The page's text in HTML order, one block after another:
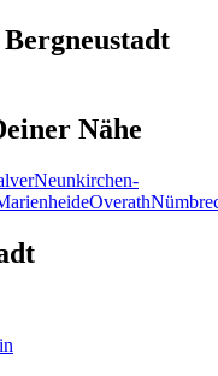
Bergneustadt
Nähe
Neunkirchen-
Overath